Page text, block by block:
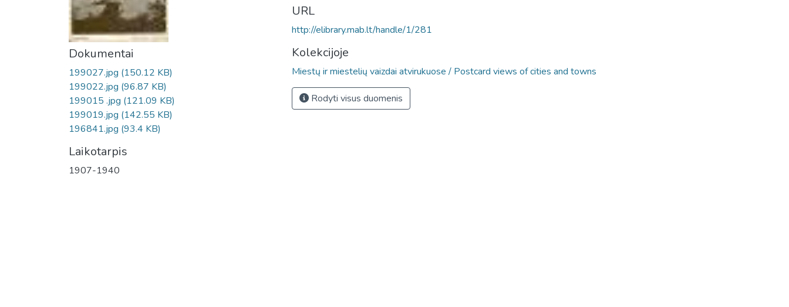
Dokumentai
199027.jpg (150.12 KB)
199022.jpg (96.87 KB)
199015 .jpg (121.09 KB)
199019.jpg (142.55 KB)
196841.jpg (93.4 KB)
Laikotarpis
1907-1940
URL
http://elibrary.mab.lt/handle/1/281
Kolekcijoje
Miestų ir miestelių vaizdai atvirukuose / Postcard views of cities and towns
Rodyti visus duomenis